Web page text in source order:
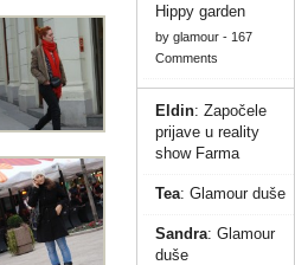
Hippy garden
by glamour- 167
Comments
Eldin: Započele
prijave u reality
show Farma
Tea: Glamour duše
Sandra: Glamour
duše